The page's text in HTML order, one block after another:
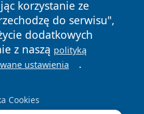
korzystanie ze
do serwisu",
dodatkowych
z naszą polityką
ustawienia .
Cookies
Polityka
Cookies